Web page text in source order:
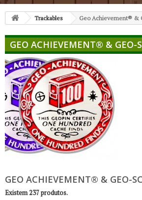
Trackables Geo Achievement® &
GEO ACHIEVEMENT® & GEO-
GEO ACHIEVEMENT® & GEO-
Existem 237 produtos.